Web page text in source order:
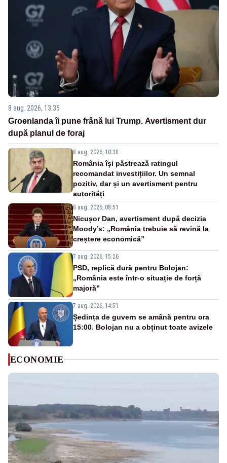
8 aug. 2026, 13:35
Groenlanda îi pune frână lui Trump. Avertisment dur
după planul de foraj
8 aug. 2026, 10:38
România își păstrează ratingul
recomandat investițiilor. Un semnal
pozitiv, dar și un avertisment pentru
autorități
8 aug. 2026, 08:51
Nicușor Dan, avertisment după decizia
Moody’s: „România trebuie să revină la
creștere economică”
7 aug. 2026, 15:26
PSD, replică dură pentru Bolojan:
„România este într-o situație de forță
majoră”
7 aug. 2026, 14:51
Ședința de guvern se amână pentru ora
15:00. Bolojan nu a obținut toate avizele
ECONOMIE